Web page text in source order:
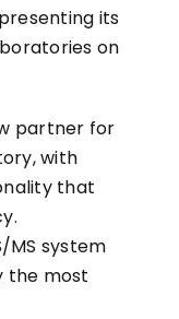
its
on
partner for
with
that
MS system
the most